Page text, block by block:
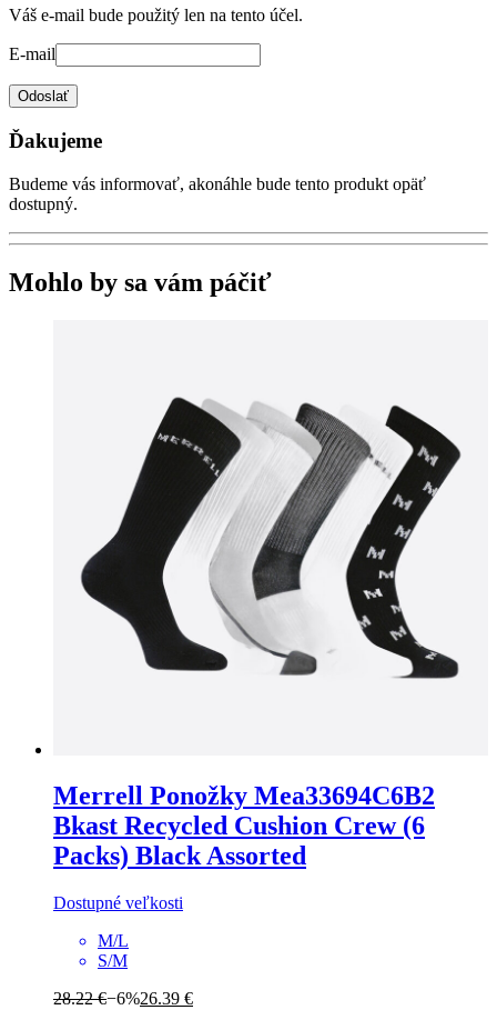
Váš e-mail bude použitý len na tento účel.
E-mail
Odoslať
Ďakujeme
Budeme vás informovať, akonáhle bude tento produkt opäť
dostupný.
Mohlo by sa vám páčiť
Merrell Ponožky Mea33694C6B2
Bkast Recycled Cushion Crew (6
Packs) Black Assorted
Dostupné veľkosti
M/L
S/M
28.22 €−6%26.39 €